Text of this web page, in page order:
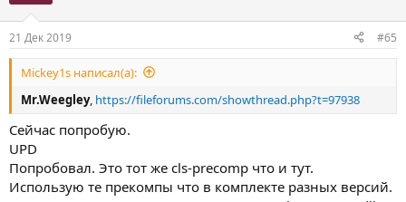
21 Дек 2019 #65
Mickey1s написал(а):
Mr.Weegley, https://fileforums.com/showthread.php?t=97938
Сейчас попробую.
UPD
Попробовал. Это тот же cls-precomp что и тут.
Использую те прекомпы что в комплекте разных версий.